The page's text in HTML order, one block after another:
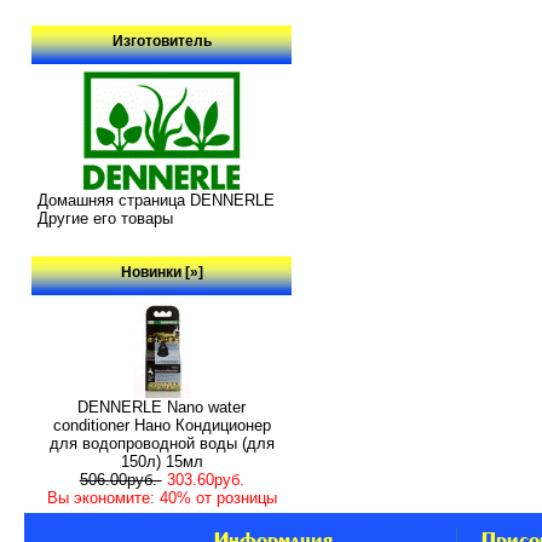
Изготовитель
Домашняя страница DENNERLE
Другие его товары
Новинки [»]
DENNERLE Nano water
conditioner Нано Кондиционер
для водопроводной воды (для
150л) 15мл
506.00руб. 303.60руб.
Вы экономите: 40% от розницы